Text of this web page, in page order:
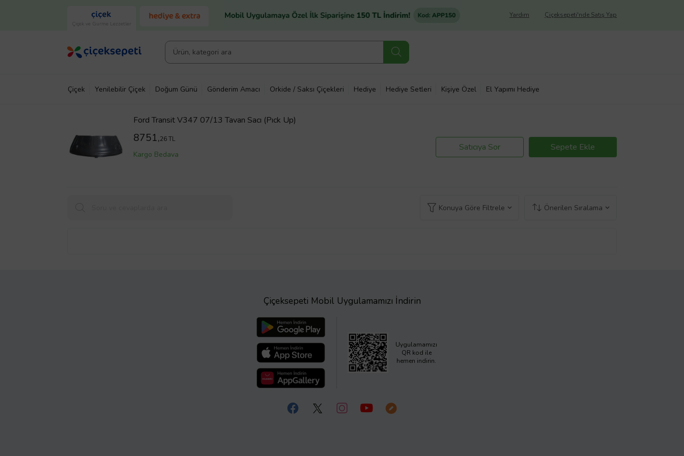
Çiçek ve Gurme Lezzetler
Çiçeksepeti'nde Satış Yap
Yardım
Çiçek Yenilebilir Çiçek Doğum Günü Gönderim Amacı Orkide / Saksı Çiçekleri Hediye Hediye Setleri Kişiye Özel El Yapımı Hediye
Ford Transit V347 07/13 Tavan Sacı (Pıck Up)
8751,26 TL
Kargo Bedava
Satıcıya Sor Sepete Ekle
Konuya Göre Filtrele Önerilen Sıralama
Çiçeksepeti Mobil Uygulamamızı İndirin
Uygulamamızı
QR kod ile
hemen indirin.